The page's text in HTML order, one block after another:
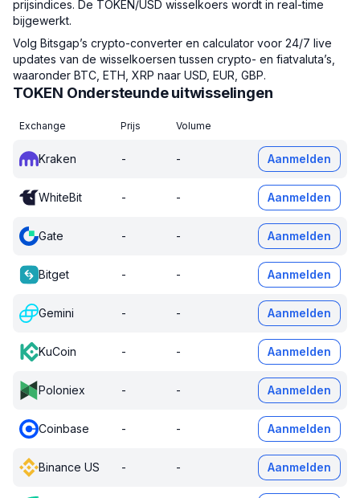
prijsindices. De TOKEN/USD wisselkoers wordt in real-time
bijgewerkt.
Volg Bitsgap’s crypto-converter en calculator voor 24/7 live
updates van de wisselkoersen tussen crypto- en fiatvaluta’s,
waaronder BTC, ETH, XRP naar USD, EUR, GBP.
TOKEN Ondersteunde uitwisselingen
Exchange Prijs Volume
Kraken - - Aanmelden
WhiteBit - - Aanmelden
Gate - - Aanmelden
Bitget - - Aanmelden
Gemini - - Aanmelden
KuCoin - - Aanmelden
Poloniex - - Aanmelden
Coinbase - - Aanmelden
Binance US - - Aanmelden